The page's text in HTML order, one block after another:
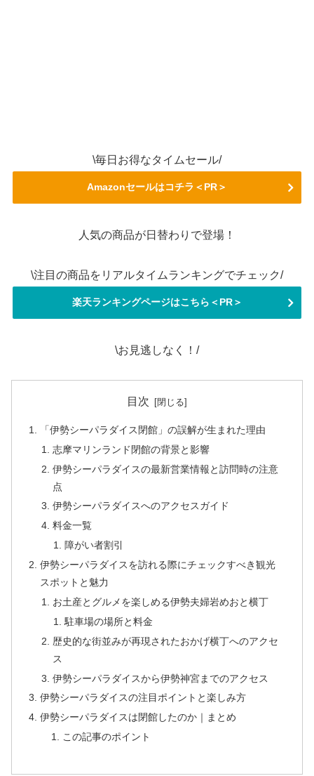
\毎日お得なタイムセール/
Amazonセールはコチラ＜PR＞
人気の商品が日替わりで登場！
\注目の商品をリアルタイムランキングでチェック/
楽天ランキングページはこちら＜PR＞
\お見逃しなく！/
目次
「伊勢シーパラダイス閉館」の誤解が生まれた理由
志摩マリンランド閉館の背景と影響
伊勢シーパラダイスの最新営業情報と訪問時の注意
点
伊勢シーパラダイスへのアクセスガイド
料金一覧
障がい者割引
伊勢シーパラダイスを訪れる際にチェックすべき観光
スポットと魅力
お土産とグルメを楽しめる伊勢夫婦岩めおと横丁
駐車場の場所と料金
歴史的な街並みが再現されたおかげ横丁へのアクセ
ス
伊勢シーパラダイスから伊勢神宮までのアクセス
伊勢シーパラダイスの注目ポイントと楽しみ方
伊勢シーパラダイスは閉館したのか｜まとめ
この記事のポイント